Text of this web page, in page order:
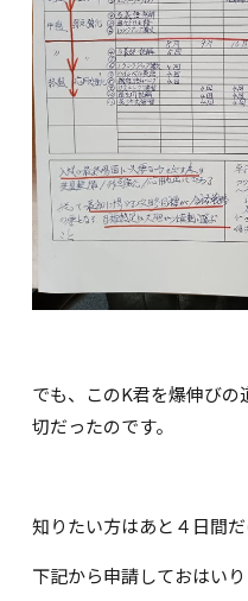
でも、このK君を爆伸び
切だったのです。
知りたい方はあと４日間
下記から申請しておはいり